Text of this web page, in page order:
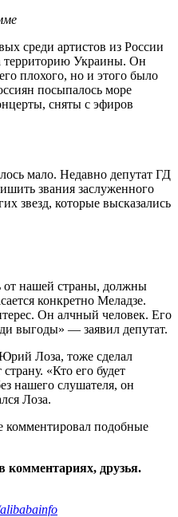
среди артистов из Poccии
территорию Украины. Он
плохого, но и этого было
посыпалось море
сняты с эфиров
мало. Недавно дeпyтaт ГД
звания заслуженного
звезд, которые высказались
от нашей страны, должны
конкретно Меладзе.
Он алчный человек. Его
выгоды» — заявил депутат.
Лоза, тоже сделал
«Кто его будет
нашего слушателя, он
Лоза.
комментировал подобные
комментариях, друзья.